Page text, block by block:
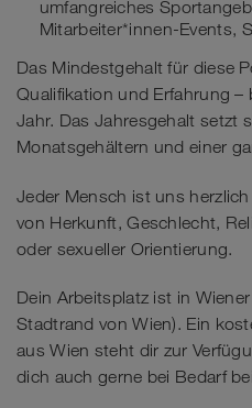
umfangreiches
Mitarbeiter*innen-Events,
Das Mindestgehalt für diese
Qualifikation und Erfahrung
Jahr. Das Jahresgehalt setzt
Monatsgehältern und einer
Jeder Mensch ist uns
von Herkunft, Geschlecht,
oder sexueller Orientierung.
Dein Arbeitsplatz ist in
Stadtrand von Wien). Ein
aus Wien steht dir zur
dich auch gerne bei Bedarf